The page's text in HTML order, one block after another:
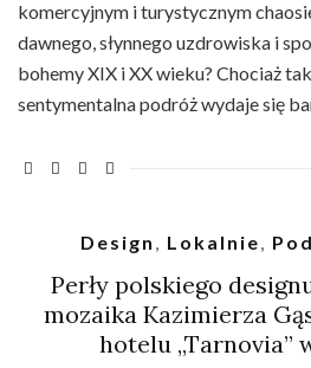
komercyjnym i turystycznym
dawnego, słynnego uzdrowiska i
bohemy XIX i XX wieku? Chociaż
sentymentalna podróż wydaje się
Design Lokalnie
Perły polskiego
mozaika Kazimierza
hotelu „Tarnovia”